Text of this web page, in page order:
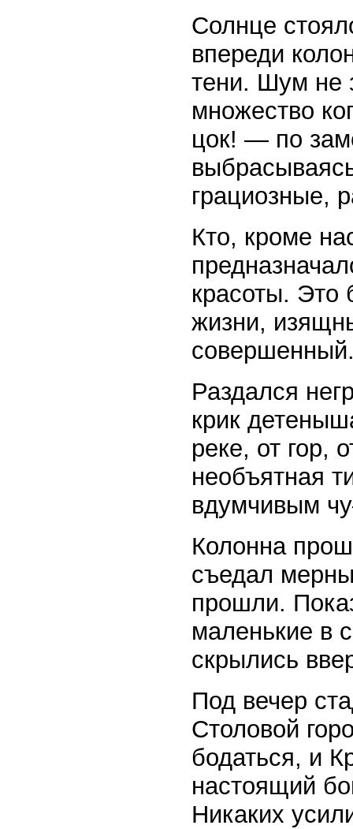
Солнце
впереди
тени. Шум не
множество
цок! — по
грациозные,
Кто, кроме
красоты. Это
жизни,
Раздался
крик
реке, от гор,
необъятная
вдумчивым
Колонна
съедал
прошли.
маленькие в
скрылись
Под вечер
Столовой
бодаться, и
настоящий
Никаких